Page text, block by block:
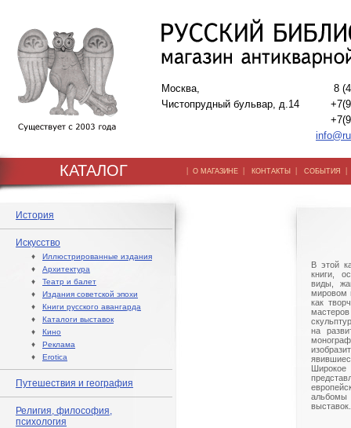
Москва,
Чистопрудный бульвар, д.14
8
КАТАЛОГ | О МАГАЗИНЕ | КОНТАКТЫ | СОБЫТИЯ
История
Искусство
♦ Иллюстрированные издания
♦ Архитектура
♦ Театр и балет
♦ Издания советской эпохи
♦ Книги русского авангарда
♦ Каталоги выставок
♦ Кино
♦ Реклама
♦ Erotica
Путешествия и география
Религия, философия,
психология
В этой
книги,
виды,
мировом
как
на
выставок.